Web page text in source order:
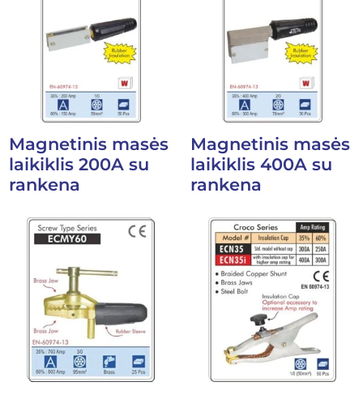
Magnetinis masės
laikiklis 200A su
rankena
Magnetinis masės
laikiklis 400A su
rankena